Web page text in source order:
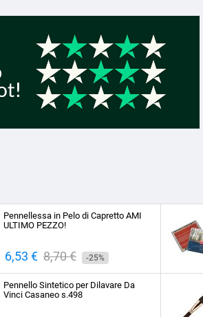
Pennellessa in Pelo di Capretto AMI
ULTIMO PEZZO!
Prezzo
6,53 € Prezzo
base
8,70 € -25%
Pennello Sintetico per Dilavare Da
Vinci Casaneo s.498